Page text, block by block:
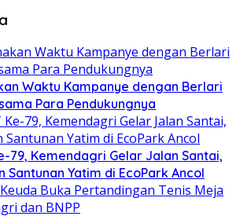
Waktu Kampanye dengan Berlari
Para Pendukungnya
79, Kemendagri Gelar Jalan Santai,
Santunan Yatim di EcoPark Ancol